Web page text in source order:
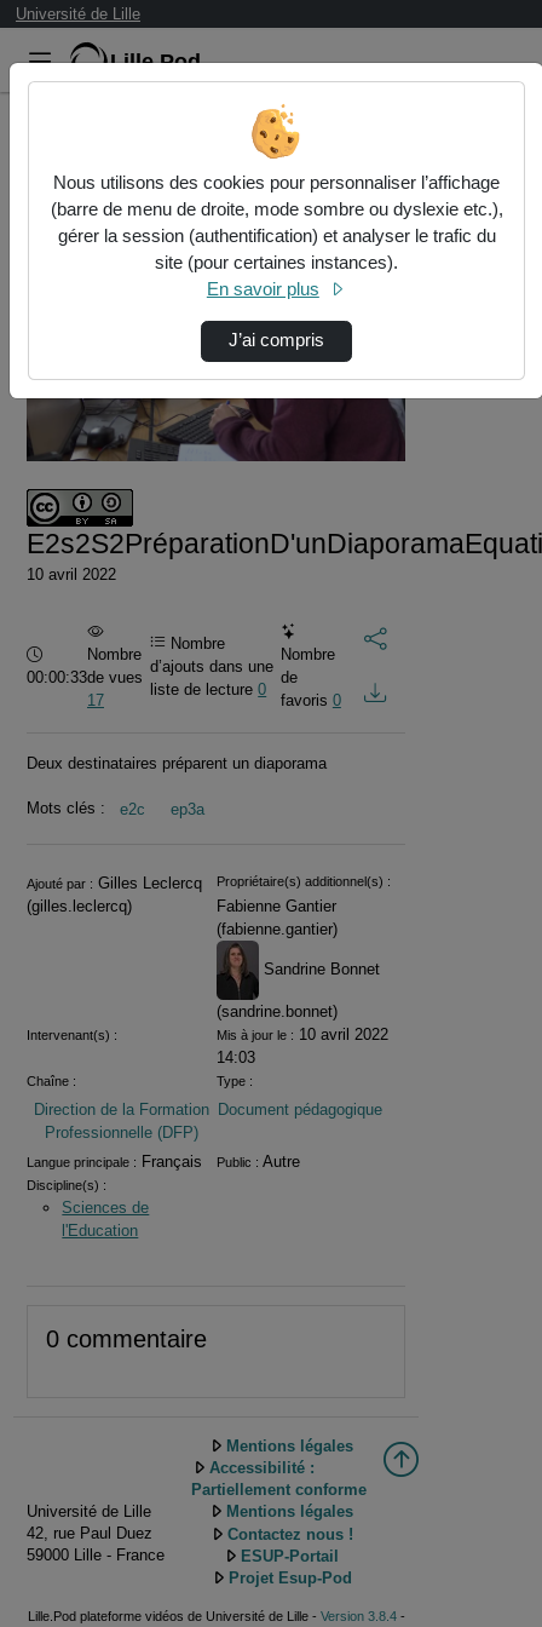
Université de Lille
Lille.Pod
E2s2S2PréparationD'unDiaporamaEquation.mp4
Lire
la
10 avril 2022
Durée :
00:00:33
Nombre
de vues
17
Nombre
d’ajouts dans une
liste de lecture0
Nombre
de
favoris 0
Deux destinataires préparent un diaporama
Mots clés : e2c ep3a
Informations
Ajouté par : Gilles Leclercq
(gilles.leclercq)
Propriétaire(s) additionnel(s) :
Fabienne Gantier
(fabienne.gantier)
Sandrine Bonnet
(sandrine.bonnet)
Intervenant(s) : Mis à jour le : 10 avril 2022
14:03
Chaîne :
Direction de la Formation
Professionnelle (DFP)
Type :
Document pédagogique
Langue principale : Français Public : Autre
Discipline(s) :
Sciences de
l'Education
0 commentaire
Université de Lille
42, rue Paul Duez
59000 Lille - France
Mentions légales
Accessibilité :
Partiellement conforme
Mentions légales
Contactez nous !
ESUP-Portail
Projet Esup-Pod
Lille.Pod plateforme vidéos de Université de Lille - Version 3.8.4-
Nous utilisons des cookies pour personnaliser l’affichage
(barre de menu de droite, mode sombre ou dyslexie etc.),
gérer la session (authentification) et analyser le trafic du
site (pour certaines instances).
En savoir plus
J’ai compris